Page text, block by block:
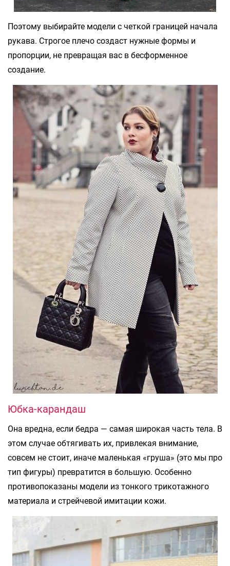
Поэтому выбирайте модели с четкой границей начала
рукава. Строгое плечо создаст нужные формы и
пропорции, не превращая вас в бесформенное
создание.
Юбка-карандаш
Она вредна, если бедра — самая широкая часть тела. В
этом случае обтягивать их, привлекая внимание,
совсем не стоит, иначе маленькая «груша» (это мы про
тип фигуры) превратится в большую. Особенно
противопоказаны модели из тонкого трикотажного
материала и стрейчевой имитации кожи.